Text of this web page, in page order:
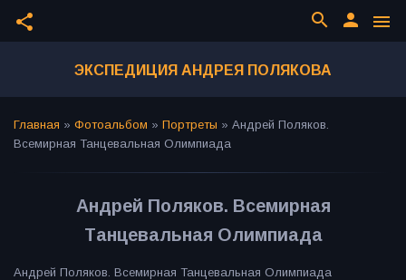
share menu
person
search
ЭКСПЕДИЦИЯ АНДРЕЯ ПОЛЯКОВА
Главная » Фотоальбом » Портреты » Андрей Поляков.
Всемирная Танцевальная Олимпиада
Андрей Поляков. Всемирная
Танцевальная Олимпиада
Андрей Поляков. Всемирная Танцевальная Олимпиада